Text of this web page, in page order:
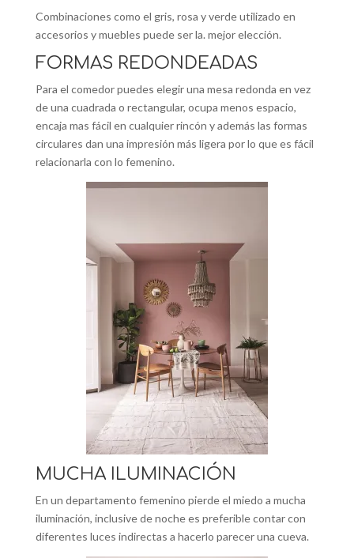
Combinaciones como el gris, rosa y verde utilizado en
accesorios y muebles puede ser la. mejor elección.
FORMAS REDONDEADAS
Para el comedor puedes elegir una mesa redonda en vez
de una cuadrada o rectangular, ocupa menos espacio,
encaja mas fácil en cualquier rincón y además las formas
circulares dan una impresión más ligera por lo que es fácil
relacionarla con lo femenino.
MUCHA ILUMINACIÓN
En un departamento femenino pierde el miedo a mucha
iluminación, inclusive de noche es preferible contar con
diferentes luces indirectas a hacerlo parecer una cueva.